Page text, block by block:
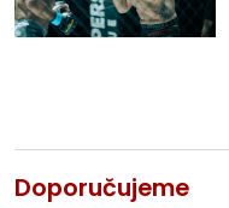
Doporučujeme